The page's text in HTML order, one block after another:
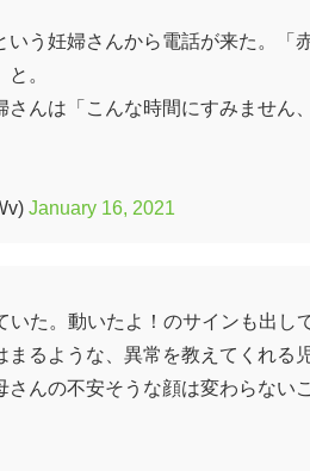
う妊婦さんから電話が来た。「
。
んは「こんな時間にすみません
January 16, 2021
た。動いたよ！のサインも出し
るような、異常を教えてくれる
んの不安そうな顔は変わらない